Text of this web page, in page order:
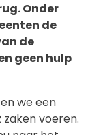
Onder
de
de
geen hulp
we een
voeren.